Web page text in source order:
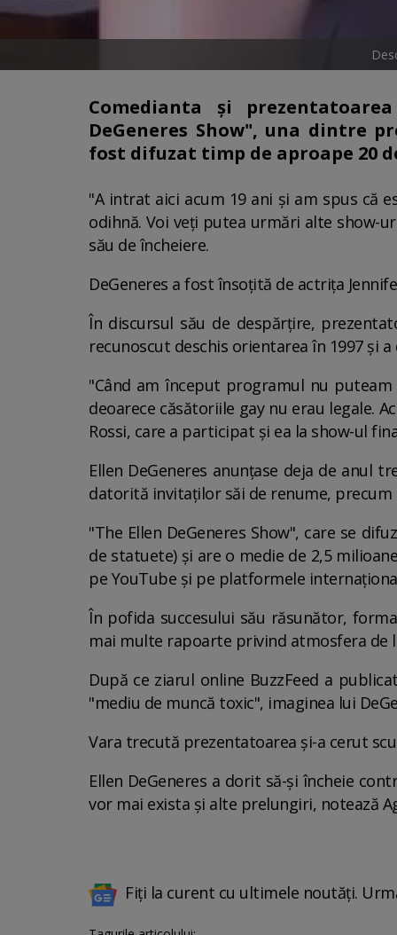
Comedianta şi
DeGeneres Show", una dintre
fost difuzat timp de aproape 20
"A intrat aici acum 19 ani şi am spus că
odihnă. Voi veţi putea urmări alte show-
său de încheiere.
DeGeneres a fost însoţită de actriţa
În discursul său de despărţire,
recunoscut deschis orientarea în 1997 şi
"Când am început programul nu
deoarece căsătoriile gay nu erau legale.
Rossi, care a participat şi ea la show-ul
Ellen DeGeneres anunţase deja de anul
datorită invitaţilor săi de renume, precum
"The Ellen DeGeneres Show", care se
de statuete) şi are o medie de 2,5
pe YouTube şi pe platformele
În pofida succesului său răsunător,
mai multe rapoarte privind atmosfera de
După ce ziarul online BuzzFeed a
"mediu de muncă toxic", imaginea lui
Vara trecută prezentatoarea şi-a cerut
Ellen DeGeneres a dorit să-şi încheie
vor mai exista şi alte prelungiri, notează
Fiți la curent cu ultimele noutăți.